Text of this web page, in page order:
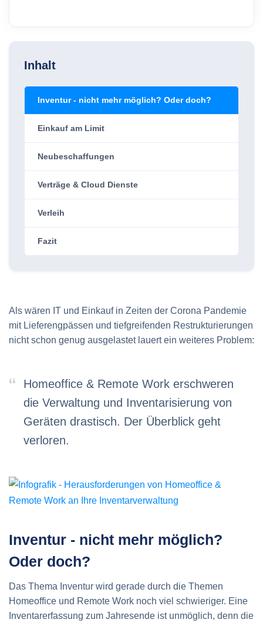
Als wären IT und Einkauf in Zeiten der Corona Pandemie
mit Lieferengpässen und tiefgreifenden Restrukturierungen
nicht schon genug ausgelastet lauert ein weiteres Problem:
Homeoffice & Remote Work erschweren
die Verwaltung und Inventarisierung von
Geräten drastisch. Der Überblick geht
verloren.
Inventur - nicht mehr möglich?
Oder doch?
Das Thema Inventur wird gerade durch die Themen
Homeoffice und Remote Work noch viel schwieriger. Eine
Inventarerfassung zum Jahresende ist unmöglich, denn die
Inhalt
Inventur - nicht mehr möglich? Oder doch?
Einkauf am Limit
Neubeschaffungen
Verträge & Cloud Dienste
Verleih
Fazit